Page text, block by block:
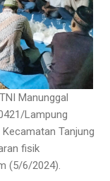
Manunggal
Lampung
Tanjung
fisik
(5/6/2024).